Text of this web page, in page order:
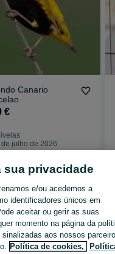
Canario
€
de julho de 2026
Canários - Lisboa
Canários -
sua privacidade
e/ou acedemos a
identificadores únicos em
aceitar ou gerir as suas
momento na página da
aos nossos
Política de cookies,